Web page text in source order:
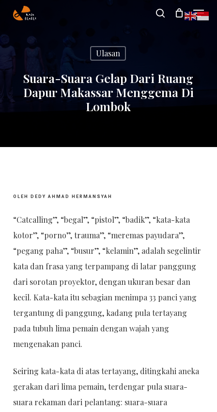
main
content
search
Menu
Ulasan
Suara-Suara Gelap Dari Ruang
Dapur Makassar Menggema Di
Lombok
OLEH DEDY AHMAD HERMANSYAH
“Catcalling”, “begal”, “pistol”, “badik”, “kata-kata
kotor”, “porno”, trauma”, “meremas payudara”,
“pegang paha”, “busur”, “kelamin”, adalah segelintir
kata dan frasa yang terpampang di latar panggung
dari sorotan proyektor, dengan ukuran besar dan
kecil. Kata-kata itu sebagian menimpa 33 panci yang
tergantung di panggung, kadang pula tertayang
pada tubuh lima pemain dengan wajah yang
mengenakan panci.
Seiring kata-kata di atas tertayang, ditingkahi aneka
gerakan dari lima pemain, terdengar pula suara-
suara rekaman dari pelantang: suara-suara